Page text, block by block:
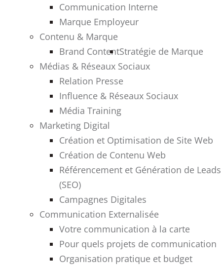
Communication Interne
Marque Employeur
Contenu & Marque
Brand ContentStratégie de Marque
Médias & Réseaux Sociaux
Relation Presse
Influence & Réseaux Sociaux
Média Training
Marketing Digital
Création et Optimisation de Site Web
Création de Contenu Web
Référencement et Génération de Leads
(SEO)
Campagnes Digitales
Communication Externalisée
Votre communication à la carte
Pour quels projets de communication
Organisation pratique et budget